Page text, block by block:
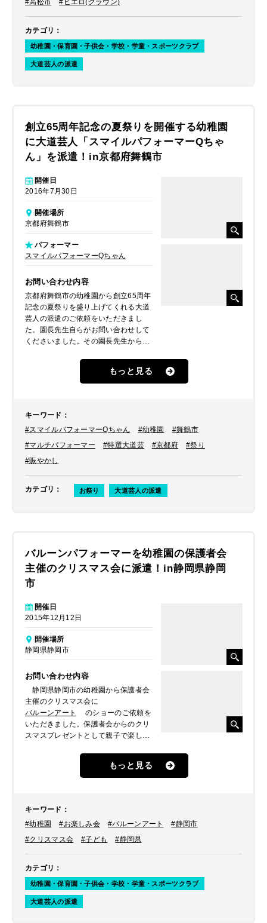
#高松市
#ピエロ(クラウン)
カテゴリ ：
幼稚園・保育園・子供会・学校・学童・スポーツクラブ
大道芸人の派遣
創立65周年記念の夏祭りを開催する幼稚園
に大道芸人「スマイルパフォーマーQちゃ
ん」を派遣！in京都府舞鶴市
開催日
2016年7月30日
開催場所
京都府舞鶴市
パフォーマー
スマイルパフォーマーQちゃん
お問い合わせ内容
京都府舞鶴市の幼稚園から創立65周年
記念の夏祭りを盛り上げてくれる大道
芸人の派遣のご依頼をいただきまし
た。園長先生自らがお問い合わせして
くださいました。その園長先生からの
躍している大道芸人・
スマイルパフォーマーQちゃん
をご
もっと見る
キーワード ：
#スマイルパフォーマーQちゃん
#幼稚園
#舞鶴市
#マルチパフォーマー
#特選大道芸 #京都府
#祭り
#賑やかし
カテゴリ ： お祭り 大道芸人の派遣
バルーンパフォーマーを幼稚園の保護者会
主催のクリスマス会に派遣！in静岡県静岡
市
開催日
2015年12月12日
開催場所
静岡県静岡市
お問い合わせ内容
静岡県静岡市の幼稚園から保護者会
主催のクリスマス会に
バルーンアート
のショーのご依頼を
いただきました。保護者会からのクリ
スマスプレゼントとして親子で楽しい
もっと見る
キーワード ：
#幼稚園
#お楽しみ会 #バルーンアート
#静岡市
#クリスマス会
#子ども #静岡県
カテゴリ ：
幼稚園・保育園・子供会・学校・学童・スポーツクラブ
大道芸人の派遣